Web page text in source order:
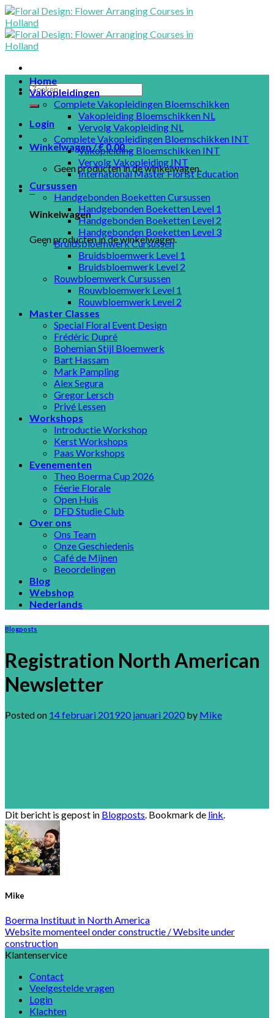
Skip
to
content
Login
Winkelwagen /€0.000
Geen producten in de winkelwagen.
0
Winkelwagen
Geen producten in de winkelwagen.
Home
Vakopleidingen
Complete Vakopleidingen Bloemschikken
Vakopleiding Bloemschikken NL
Vervolg Vakopleiding NL
Complete Vakopleidingen Bloemschikken INT
Vakopleiding Bloemschikken INT
Vervolg Vakopleiding INT
International Master Florist Education
Cursussen
Handgebonden Boeketten Cursussen
Handgebonden Boeketten Level 1
Handgebonden Boeketten Level 2
Handgebonden Boeketten Level 3
Bruidsbloemwerk Cursussen
Bruidsbloemwerk Level 1
Bruidsbloemwerk Level 2
Rouwbloemwerk Cursussen
Rouwbloemwerk Level 1
Rouwbloemwerk Level 2
Master Classes
Special Floral Event Design
Frédéric Dupré
Bohemian Stijl Bloemwerk
Bart Hassam
Mark Pampling
Alex Segura
Gregor Lersch
Privé Lessen
Workshops
Introductie Workshop
Kerst Workshops
Paas Workshops
Evenementen
Theo Boerma Cup 2026
Féerie Florale
Open Huis
DFD Studie Club
Over ons
Ons Team
Onze Geschiedenis
Café de Mijnen
Beoordelingen
Blog
Webshop
Nederlands
Blogposts
Registration North American
Newsletter
Posted on 14 februari 201920 januari 2020 by Mike
Dit bericht is gepost in Blogposts. Bookmark de link.
Mike
Boerma Instituut in North America
Website momenteel onder constructie / Website under
construction
Klantenservice
Contact
Veelgestelde vragen
Login
Klachten